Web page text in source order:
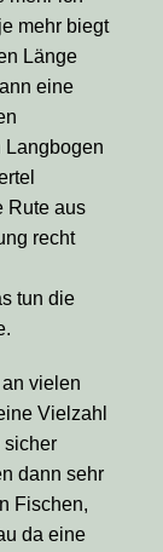
mehr biegt
Länge
eine
Langbogen
Rute aus
recht
tun die
vielen
Vielzahl
sicher
dann sehr
Fischen,
da eine